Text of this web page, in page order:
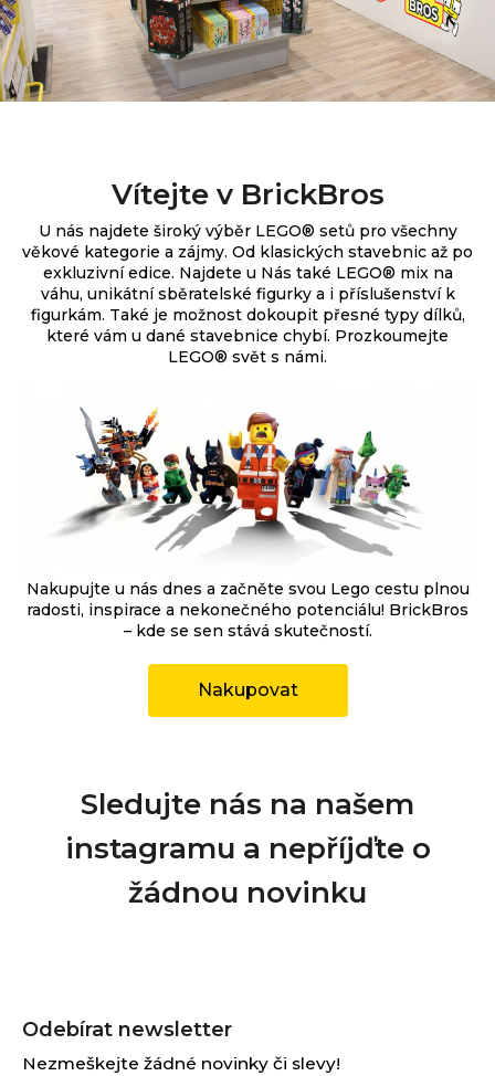
Vítejte v BrickBros
U nás najdete široký výběr LEGO® setů pro všechny
věkové kategorie a zájmy. Od klasických stavebnic až po
exkluzivní edice. Najdete u Nás také LEGO® mix na
váhu, unikátní sběratelské figurky a i příslušenství k
figurkám. Také je možnost dokoupit přesné typy dílků,
které vám u dané stavebnice chybí. Prozkoumejte
LEGO® svět s námi.
Nakupujte u nás dnes a začněte svou Lego cestu plnou
radosti, inspirace a nekonečného potenciálu! BrickBros
– kde se sen stává skutečností.
Nakupovat
Sledujte nás na našem
instagramu a nepříjďte o
žádnou novinku
Odebírat newsletter
Nezmeškejte žádné novinky či slevy!